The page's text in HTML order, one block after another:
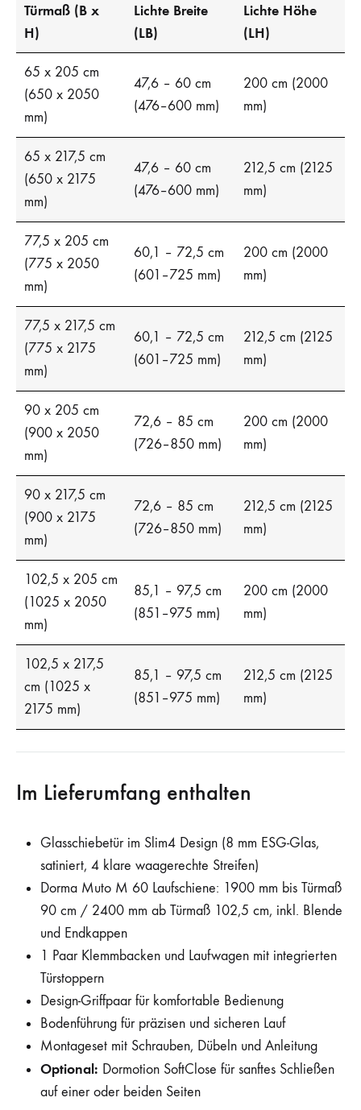
Türmaß (B x
H)
Lichte Breite
(LB)
Lichte Höhe
(LH)
65 x 205 cm
(650 x 2050
mm)
47,6 – 60 cm
(476–600 mm)
200 cm (2000
mm)
65 x 217,5 cm
(650 x 2175
mm)
47,6 – 60 cm
(476–600 mm)
212,5 cm (2125
mm)
77,5 x 205 cm
(775 x 2050
mm)
60,1 – 72,5 cm
(601–725 mm)
200 cm (2000
mm)
77,5 x 217,5 cm
(775 x 2175
mm)
60,1 – 72,5 cm
(601–725 mm)
212,5 cm (2125
mm)
90 x 205 cm
(900 x 2050
mm)
72,6 – 85 cm
(726–850 mm)
200 cm (2000
mm)
90 x 217,5 cm
(900 x 2175
mm)
72,6 – 85 cm
(726–850 mm)
212,5 cm (2125
mm)
102,5 x 205 cm
(1025 x 2050
mm)
85,1 – 97,5 cm
(851–975 mm)
200 cm (2000
mm)
102,5 x 217,5
cm (1025 x
2175 mm)
85,1 – 97,5 cm
(851–975 mm)
212,5 cm (2125
mm)
Im Lieferumfang enthalten
Glasschiebetür im Slim4 Design (8 mm ESG-Glas,
satiniert, 4 klare waagerechte Streifen)
Dorma Muto M 60 Laufschiene: 1900 mm bis Türmaß
90 cm / 2400 mm ab Türmaß 102,5 cm, inkl. Blende
und Endkappen
1 Paar Klemmbacken und Laufwagen mit integrierten
Türstoppern
Design-Griffpaar für komfortable Bedienung
Bodenführung für präzisen und sicheren Lauf
Montageset mit Schrauben, Dübeln und Anleitung
Optional: Dormotion SoftClose für sanftes Schließen
auf einer oder beiden Seiten